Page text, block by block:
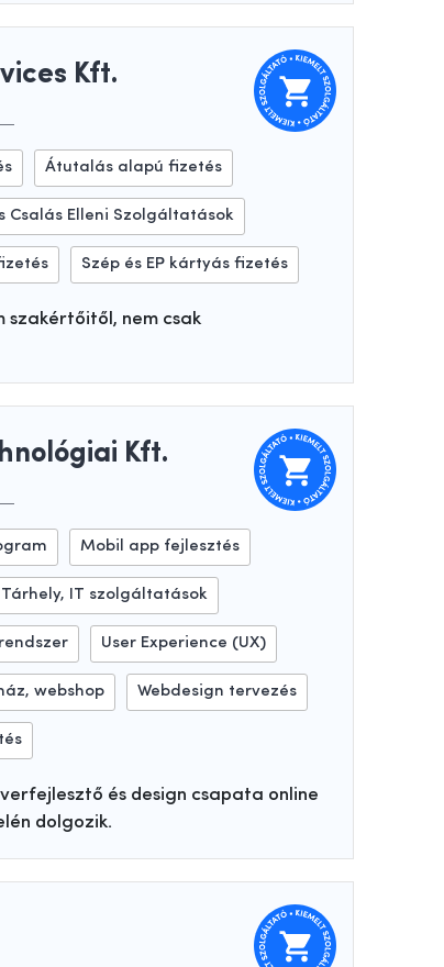
Kft.
Átutalás alapú fizetés
Csalás Elleni Szolgáltatások
Szép és EP kártyás fizetés
szakértőitől, nem csak
Kft.
Mobil app fejlesztés
Tárhely, IT szolgáltatások
User Experience (UX)
webshop Webdesign tervezés
és design csapata online
dolgozik.